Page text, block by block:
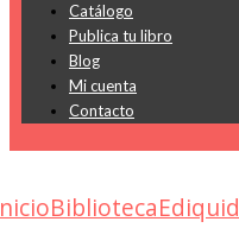
Catálogo
Publica tu libro
Blog
Mi cuenta
Contacto
BibliotecaEdiquid